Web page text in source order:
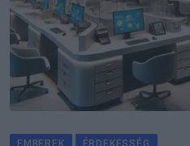
EMBEREK ÉRDEKESSÉG